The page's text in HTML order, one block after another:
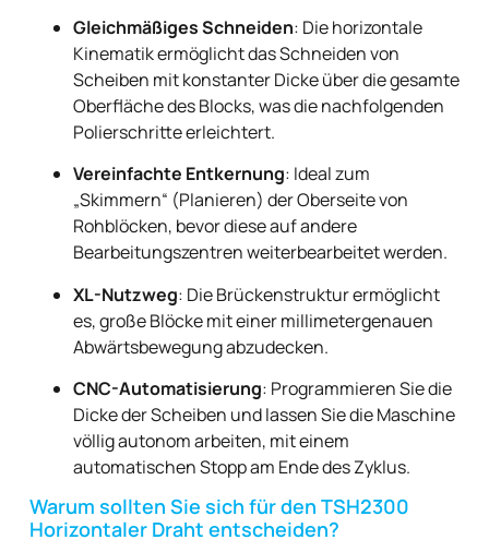
Gleichmäßiges Schneiden: Die horizontale
Kinematik ermöglicht das Schneiden von
Scheiben mit konstanter Dicke über die gesamte
Oberfläche des Blocks, was die nachfolgenden
Polierschritte erleichtert.
Vereinfachte Entkernung: Ideal zum
„Skimmern“ (Planieren) der Oberseite von
Rohblöcken, bevor diese auf andere
Bearbeitungszentren weiterbearbeitet werden.
XL-Nutzweg: Die Brückenstruktur ermöglicht
es, große Blöcke mit einer millimetergenauen
Abwärtsbewegung abzudecken.
CNC-Automatisierung: Programmieren Sie die
Dicke der Scheiben und lassen Sie die Maschine
völlig autonom arbeiten, mit einem
automatischen Stopp am Ende des Zyklus.
Warum sollten Sie sich für den TSH2300
Horizontaler Draht entscheiden?